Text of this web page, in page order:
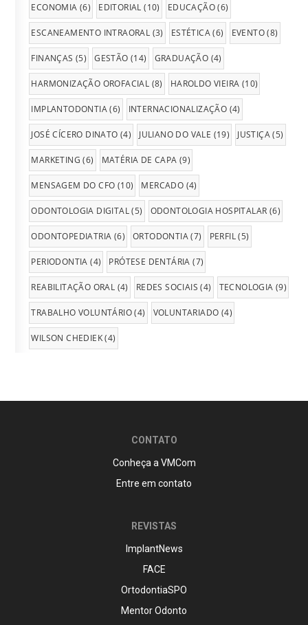
ECONOMIA (6) EDITORIAL (10) EDUCAÇÃO(6)
ESCANEAMENTO INTRAORAL (3) ESTÉTICA(6) EVENTO(8)
FINANÇAS (5) GESTÃO (14) GRADUAÇÃO (4)
HARMONIZAÇÃO OROFACIAL (8) HAROLDO VIEIRA (10)
IMPLANTODONTIA(6) INTERNACIONALIZAÇÃO (4)
JOSÉ CÍCERO DINATO (4) JULIANO DO VALE (19) JUSTIÇA(5)
MARKETING (6) MATÉRIA DE CAPA (9)
MENSAGEM DO CFO (10) MERCADO (4)
ODONTOLOGIA DIGITAL(5) ODONTOLOGIA HOSPITALAR (6)
ODONTOPEDIATRIA (6) ORTODONTIA(7) PERFIL(5)
PERIODONTIA (4) PRÓTESE DENTÁRIA (7)
REABILITAÇÃO ORAL (4) REDES SOCIAIS (4) TECNOLOGIA (9)
TRABALHO VOLUNTÁRIO(4) VOLUNTARIADO (4)
WILSON CHEDIEK(4)
CONTATO
Conheça a VMCom
Entre em contato
REVISTAS
ImplantNews
FACE
OrtodontiaSPO
Mentor Odonto